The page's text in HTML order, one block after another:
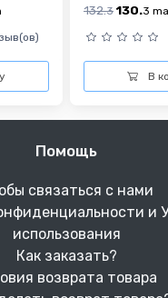
132.3 130.3
В
Помощь
связаться с нами
и
использования
Как заказать?
возврата товара